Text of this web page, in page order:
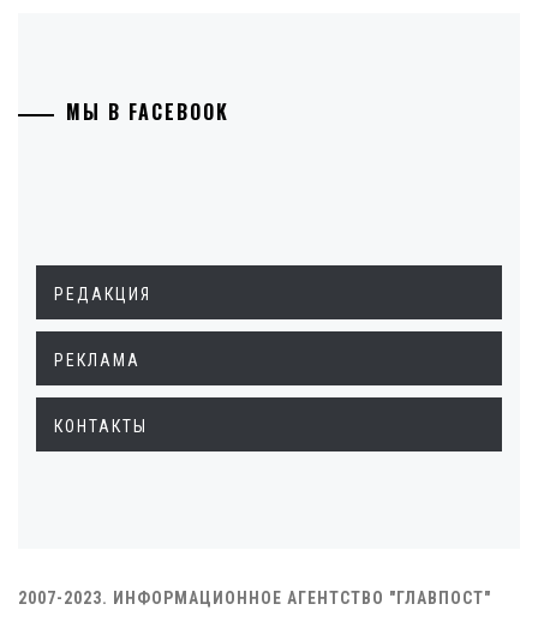
МЫ В FACEBOOK
РЕДАКЦИЯ
РЕКЛАМА
КОНТАКТЫ
2007-2023. ИНФОРМАЦИОННОЕ АГЕНТСТВО "ГЛАВПОСТ"